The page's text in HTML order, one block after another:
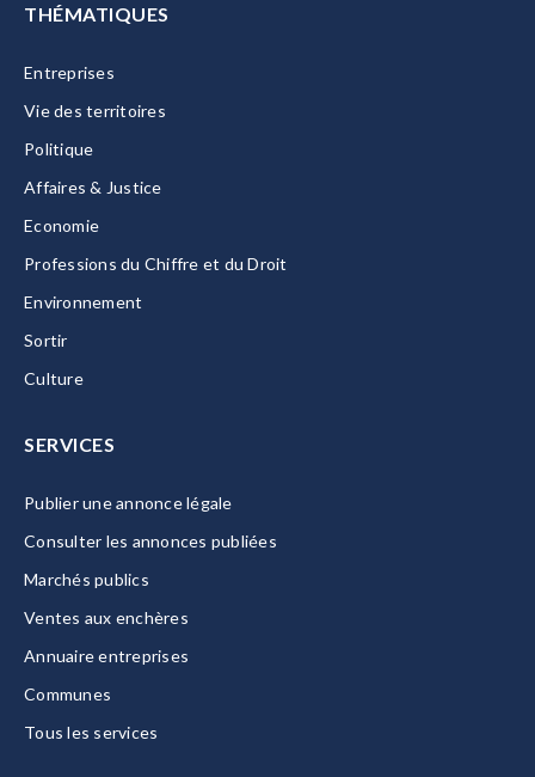
THÉMATIQUES
Entreprises
Vie des territoires
Politique
Affaires & Justice
Economie
Professions du Chiffre et du Droit
Environnement
Sortir
Culture
SERVICES
Publier une annonce légale
Consulter les annonces publiées
Marchés publics
Ventes aux enchères
Annuaire entreprises
Communes
Tous les services